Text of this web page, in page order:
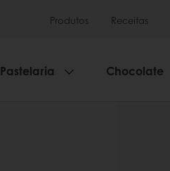
Produtos Receitas
Pastelaria Chocolate